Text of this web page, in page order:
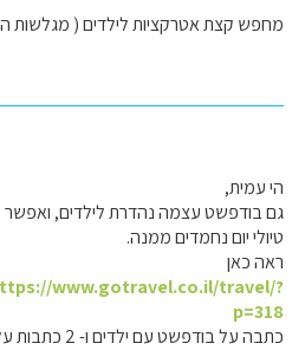
מחפש קצת אטרקציות לילדים ( מגלשות
הי עמית,
גם בודפשט עצמה נהדרת לילדים,
טיולי יום נחמדים ממנה.
ראה כאן
www.gotravel.co.il/travel/?
p=318
כתבה על בודפשט עם ילדים ו- 2 כתבות על טיולי יום ממנה.